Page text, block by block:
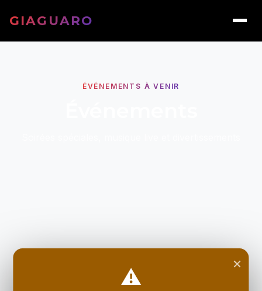
GIAGUARO
ÉVÉNEMENTS À VENIR
Aucun événement prévu pour le moment.
×
⚠️